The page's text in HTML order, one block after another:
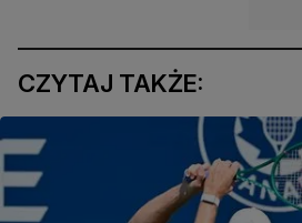
CZYTAJ TAKŻE: